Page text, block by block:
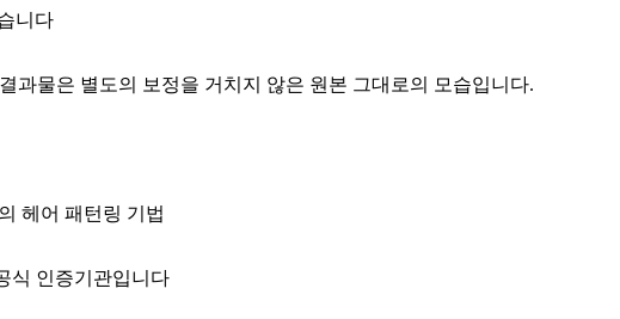
니다
과물은 별도의 보정을 거치지 않은 원본 그대로의 모습입니다.
헤어 패턴링 기법
식 인증기관입니다